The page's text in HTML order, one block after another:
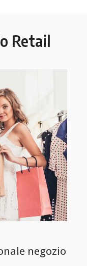
Retail
negozio